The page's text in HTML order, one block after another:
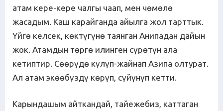
атам кере-кере чалгы чаап, мен чөмөлө
жасадым. Каш карайганда айылга жол тарттык.
Үйгө келсек, көктүгүнө таянган Анипадан дайын
жок. Атамдын төргө илинген сүрөтүн ала
кетиптир. Сөөрүдө күлүп-жайнап Азипа олтурат.
Ал атам экөөбүздү көрүп, сүйүнүп кетти.
Карындашым айткандай, тайежебиз, каттаган